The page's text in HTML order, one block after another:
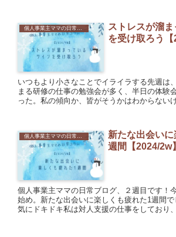
個人事業主ママの日常コラム
ストレスが溜
を受け取ろう【
いつもより小さなことでイライラする先週は
まる研修の仕事の勉強会が多く、半日の体験
った。私の傾向か、皆がそうかはわからない
個人事業主ママの日常コラム
新たな出会い
週間【2024/2w】
個人事業主ママの日常ブログ、２週目です！
始め。新たな出会いに楽しくも疲れた1週間
気にドキドキ私は対人支援の仕事をしており